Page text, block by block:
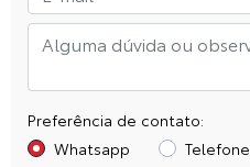
Preferência de contato:
Whatsapp
Telefone